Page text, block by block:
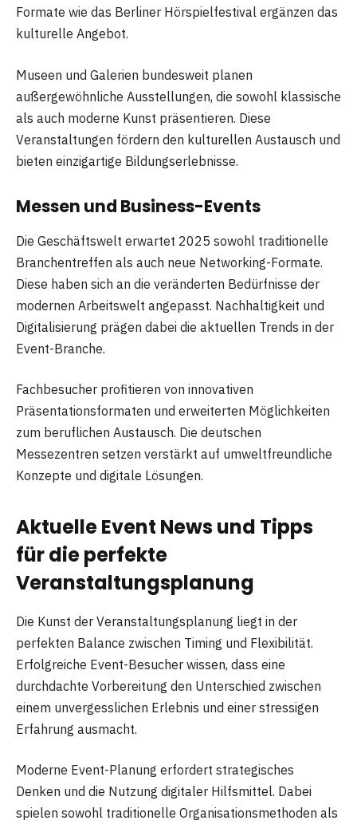
Formate wie das Berliner Hörspielfestival ergänzen das
kulturelle Angebot.
Museen und Galerien bundesweit planen
außergewöhnliche Ausstellungen, die sowohl klassische
als auch moderne Kunst präsentieren. Diese
Veranstaltungen fördern den kulturellen Austausch und
bieten einzigartige Bildungserlebnisse.
Messen und Business-Events
Die Geschäftswelt erwartet 2025 sowohl traditionelle
Branchentreffen als auch neue Networking-Formate.
Diese haben sich an die veränderten Bedürfnisse der
modernen Arbeitswelt angepasst. Nachhaltigkeit und
Digitalisierung prägen dabei die aktuellen Trends in der
Event-Branche.
Fachbesucher profitieren von innovativen
Präsentationsformaten und erweiterten Möglichkeiten
zum beruflichen Austausch. Die deutschen
Messezentren setzen verstärkt auf umweltfreundliche
Konzepte und digitale Lösungen.
Aktuelle Event News und Tipps
für die perfekte
Veranstaltungsplanung
Die Kunst der Veranstaltungsplanung liegt in der
perfekten Balance zwischen Timing und Flexibilität.
Erfolgreiche Event-Besucher wissen, dass eine
durchdachte Vorbereitung den Unterschied zwischen
einem unvergesslichen Erlebnis und einer stressigen
Erfahrung ausmacht.
Moderne Event-Planung erfordert strategisches
Denken und die Nutzung digitaler Hilfsmittel. Dabei
spielen sowohl traditionelle Organisationsmethoden als